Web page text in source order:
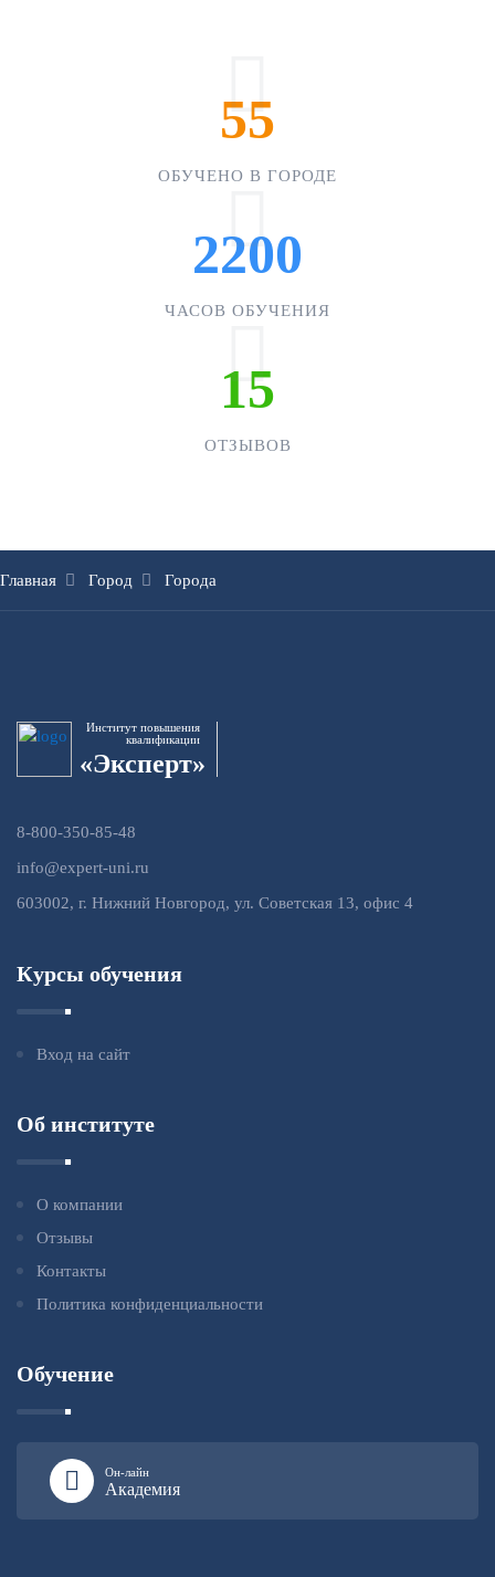
55
ОБУЧЕНО В ГОРОДЕ
2200
ЧАСОВ ОБУЧЕНИЯ
15
ОТЗЫВОВ
Главная Город Города
Институт повышения
квалификации
«Эксперт»
8-800-350-85-48
info@expert-uni.ru
603002, г. Нижний Новгород, ул. Советская 13, офис 4
Курсы обучения
Вход на сайт
Об институте
О компании
Отзывы
Контакты
Политика конфиденциальности
Обучение
Он-лайн
Академия